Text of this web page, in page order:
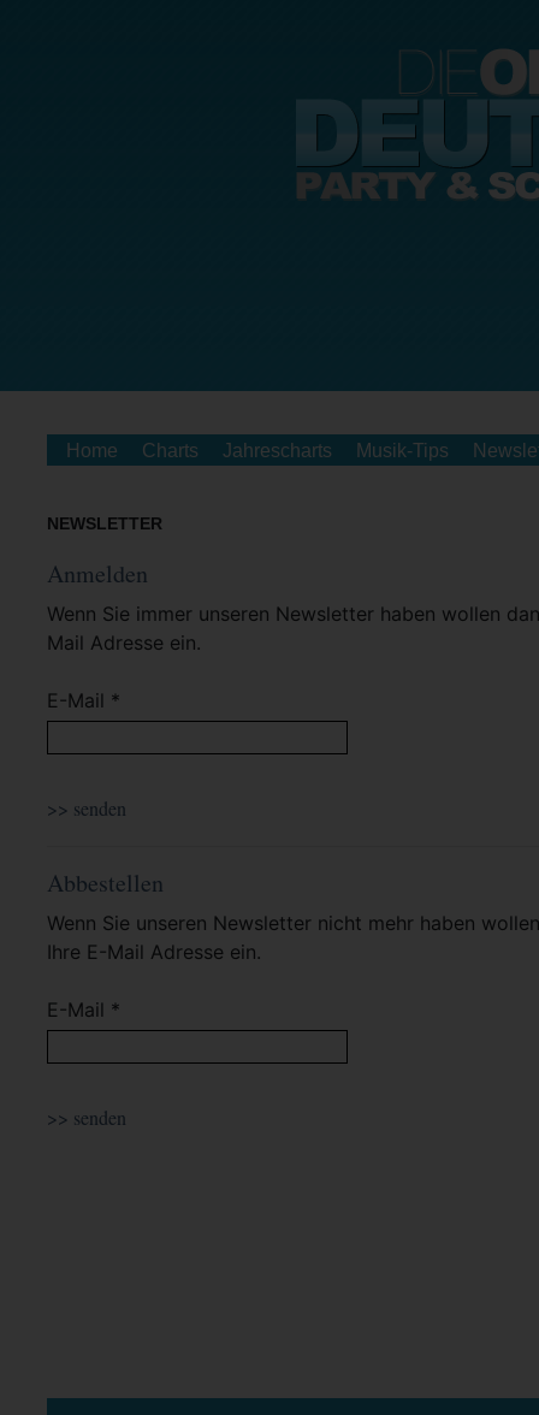
Home Charts Jahrescharts Musik-Tips
NEWSLETTER
Anmelden
Wenn Sie immer unseren Newsletter haben wollen
Mail Adresse ein.
E-Mail *
Abbestellen
Wenn Sie unseren Newsletter nicht mehr haben
Ihre E-Mail Adresse ein.
E-Mail *